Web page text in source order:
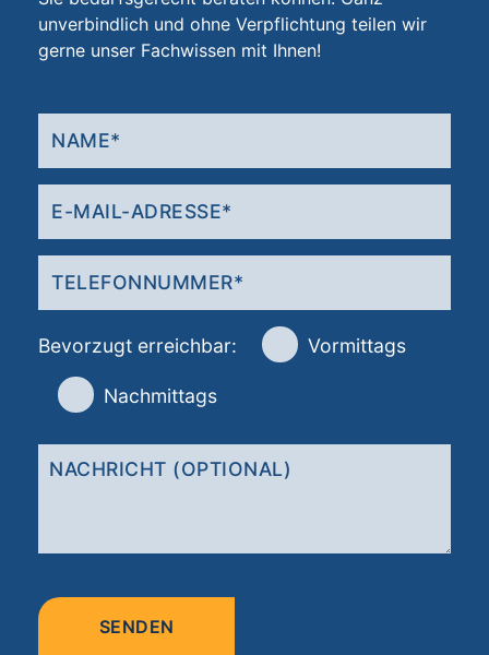
unverbindlich und ohne Verpflichtung teilen wir
gerne unser Fachwissen mit Ihnen!
Bevorzugt erreichbar: Vormittags
Nachmittags
Bitte
lasse